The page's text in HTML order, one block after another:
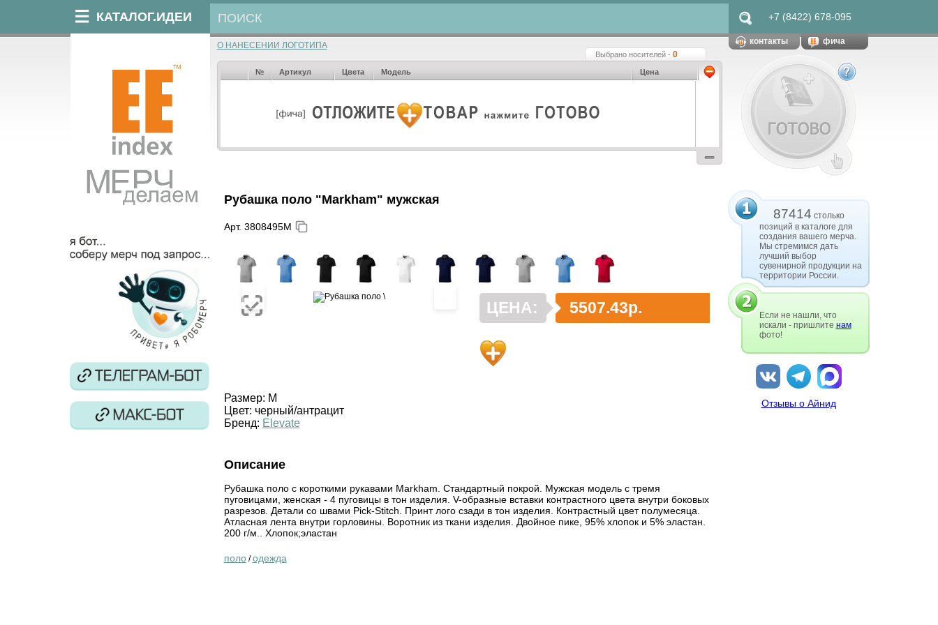
КАТАЛОГ.ИДЕИ +7 (8422) 678-095
О НАНЕСЕНИИ ЛОГОТИПА
Выбрано носителей - 0
№ Артикул Цвета Модель Цена
Рубашка поло "Markham" мужская
Арт. 3808495M
ЦЕНА: 5507.43р.
Размер: M
Цвет: черный/антрацит
Бренд: Elevate
Описание
Рубашка поло с короткими рукавами Markham. Стандартный покрой. Мужская модель с тремя
пуговицами, женская - 4 пуговицы в тон изделия. V-образные вставки контрастного цвета внутри боковых
разрезов. Детали со швами Pick-Stitch. Принт лого сзади в тон изделия. Контрастный цвет полумесяца.
Атласная лента внутри горловины. Воротник из ткани изделия. Двойное пике, 95% хлопок и 5% эластан.
200 г/м.. Хлопок;эластан
поло/одежда
контакты фича
87414 столько
позиций в каталоге для
создания вашего мерча.
Мы стремимся дать
лучший выбор
сувенирной продукции на
территории России.
Если не нашли, что
искали - пришлите нам
фото!
Отзывы о Айнид